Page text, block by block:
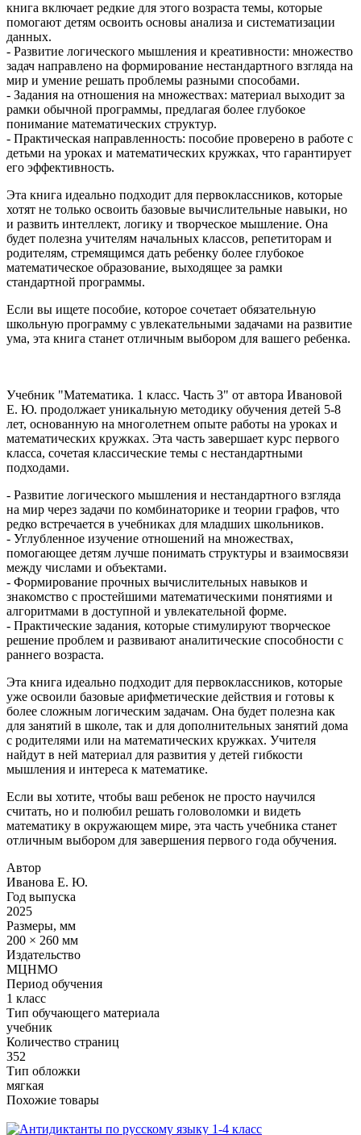
книга включает редкие для этого возраста темы, которые
помогают детям освоить основы анализа и систематизации
данных.
- Развитие логического мышления и креативности: множество
задач направлено на формирование нестандартного взгляда на
мир и умение решать проблемы разными способами.
- Задания на отношения на множествах: материал выходит за
рамки обычной программы, предлагая более глубокое
понимание математических структур.
- Практическая направленность: пособие проверено в работе с
детьми на уроках и математических кружках, что гарантирует
его эффективность.
Эта книга идеально подходит для первоклассников, которые
хотят не только освоить базовые вычислительные навыки, но
и развить интеллект, логику и творческое мышление. Она
будет полезна учителям начальных классов, репетиторам и
родителям, стремящимся дать ребенку более глубокое
математическое образование, выходящее за рамки
стандартной программы.
Если вы ищете пособие, которое сочетает обязательную
школьную программу с увлекательными задачами на развитие
ума, эта книга станет отличным выбором для вашего ребенка.
Учебник "Математика. 1 класс. Часть 3" от автора Ивановой
Е. Ю. продолжает уникальную методику обучения детей 5-8
лет, основанную на многолетнем опыте работы на уроках и
математических кружках. Эта часть завершает курс первого
класса, сочетая классические темы с нестандартными
подходами.
- Развитие логического мышления и нестандартного взгляда
на мир через задачи по комбинаторике и теории графов, что
редко встречается в учебниках для младших школьников.
- Углубленное изучение отношений на множествах,
помогающее детям лучше понимать структуры и взаимосвязи
между числами и объектами.
- Формирование прочных вычислительных навыков и
знакомство с простейшими математическими понятиями и
алгоритмами в доступной и увлекательной форме.
- Практические задания, которые стимулируют творческое
решение проблем и развивают аналитические способности с
раннего возраста.
Эта книга идеально подходит для первоклассников, которые
уже освоили базовые арифметические действия и готовы к
более сложным логическим задачам. Она будет полезна как
для занятий в школе, так и для дополнительных занятий дома
с родителями или на математических кружках. Учителя
найдут в ней материал для развития у детей гибкости
мышления и интереса к математике.
Если вы хотите, чтобы ваш ребенок не просто научился
считать, но и полюбил решать головоломки и видеть
математику в окружающем мире, эта часть учебника станет
отличным выбором для завершения первого года обучения.
Автор
Иванова Е. Ю.
Год выпуска
2025
Размеры, мм
200 × 260 мм
Издательство
МЦНМО
Период обучения
1 класс
Тип обучающего материала
учебник
Количество страниц
352
Тип обложки
мягкая
Похожие товары